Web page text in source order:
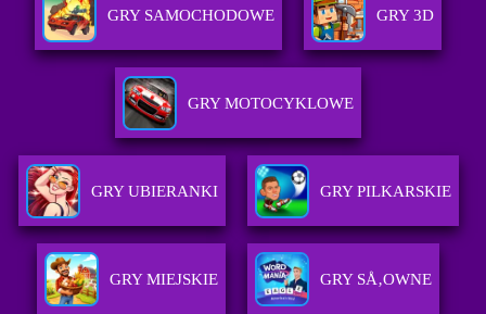
GRY SAMOCHODOWE GRY 3D
GRY MOTOCYKLOWE
GRY UBIERANKI GRY PILKARSKIE
GRY MIEJSKIE GRY SÅ‚OWNE